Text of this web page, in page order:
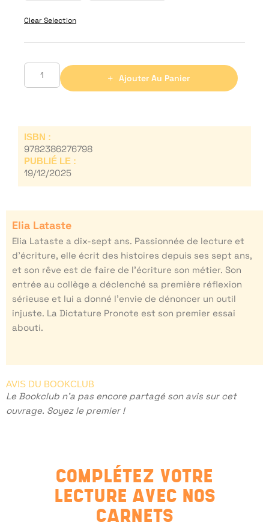
Clear Selection
Ajouter Au Panier
ISBN :
9782386276798
PUBLIÉ LE :
19/12/2025
Elia Lataste
Elia Lataste a dix-sept ans. Passionnée de lecture et
d’écriture, elle écrit des histoires depuis ses sept ans,
et son rêve est de faire de l’écriture son métier. Son
entrée au collège a déclenché sa première réflexion
sérieuse et lui a donné l’envie de dénoncer un outil
injuste. La Dictature Pronote est son premier essai
abouti.
AVIS DU BOOKCLUB
Le Bookclub n'a pas encore partagé son avis sur cet
ouvrage. Soyez le premier !
COMPLÉTEZ VOTRE
LECTURE AVEC NOS
CARNETS